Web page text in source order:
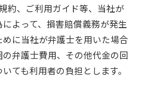
約、ご利用ガイド等、当社が
よって、損害賠償義務が発生
に当社が弁護士を用いた場合
弁護士費用、その他代金の回
ても利用者の負担とします。